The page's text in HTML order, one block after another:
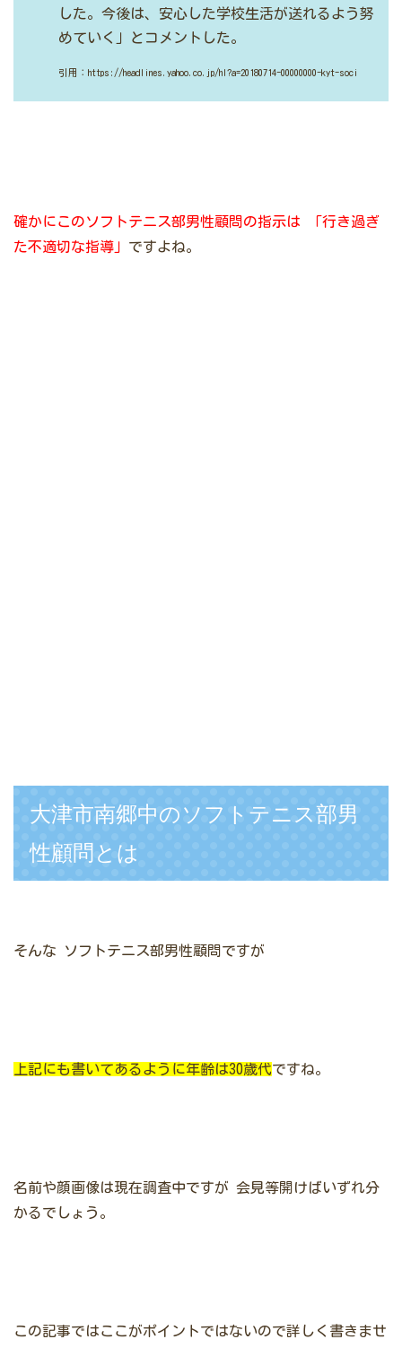
した。今後は、安心した学校生活が送れるよう努
めていく」とコメントした。
引用：https://headlines.yahoo.co.jp/hl?a=20180714-00000000-kyt-soci
確かにこのソフトテニス部男性顧問の指示は 「行き過ぎ
た不適切な指導」 ですよね。
大津市南郷中のソフトテニス部男
性顧問とは
そんな ソフトテニス部男性顧問ですが
上記にも書いてあるように年齢は30歳代ですね。
名前や顔画像は現在調査中ですが 会見等開けばいずれ分
かるでしょう。
この記事ではここがポイントではないので詳しく書きませ